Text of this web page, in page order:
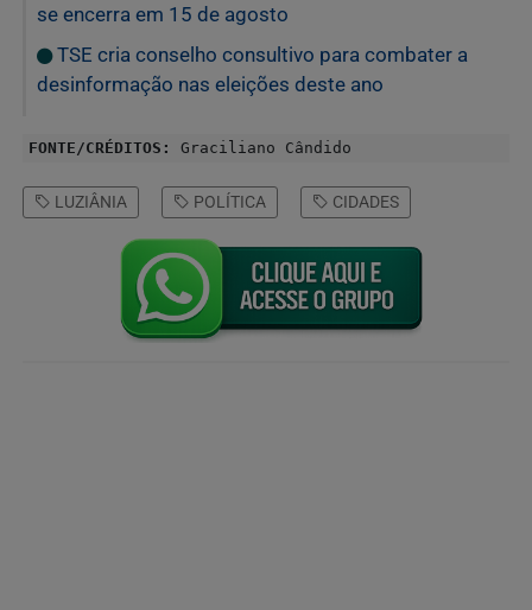
se encerra em 15 de agosto
TSE cria conselho consultivo para combater a
desinformação nas eleições deste ano
FONTE/CRÉDITOS: Graciliano Cândido
LUZIÂNIA POLÍTICA CIDADES